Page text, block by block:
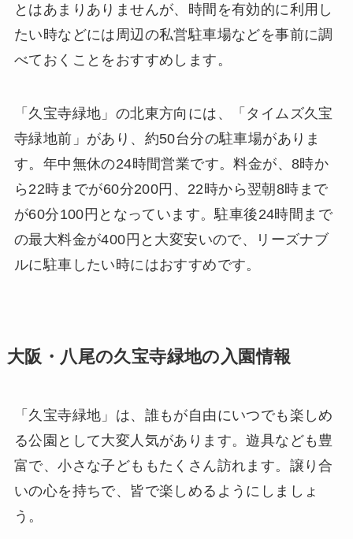
とはあまりありませんが、時間を有効的に利用し
たい時などには周辺の私営駐車場などを事前に調
べておくことをおすすめします。
「久宝寺緑地」の北東方向には、「タイムズ久宝
寺緑地前」があり、約50台分の駐車場がありま
す。年中無休の24時間営業です。料金が、8時か
ら22時までが60分200円、22時から翌朝8時まで
が60分100円となっています。駐車後24時間まで
の最大料金が400円と大変安いので、リーズナブ
ルに駐車したい時にはおすすめです。
大阪・八尾の久宝寺緑地の入園情報
「久宝寺緑地」は、誰もが自由にいつでも楽しめ
る公園として大変人気があります。遊具なども豊
富で、小さな子どももたくさん訪れます。譲り合
いの心を持ちで、皆で楽しめるようにしましょ
う。